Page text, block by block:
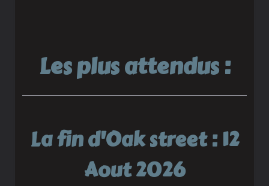
Les plus attendus :
La fin d'Oak street : 12
Aout 2026